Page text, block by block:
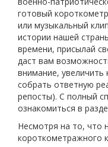
готовый
или музыкальный
истории нашей
времени, присылай
даст вам
внимание,
собрать ответную
репосты). С полный
ознакомиться в
Несмотря на то, что
короткометражного